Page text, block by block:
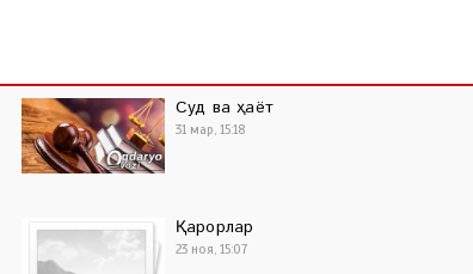
Суд ва ҳаёт
31 мар, 15:18
Қарорлар
23 ноя, 15:07